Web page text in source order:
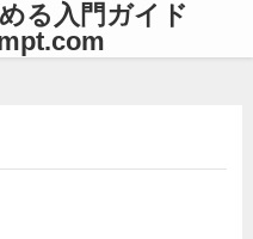
る入門ガイド